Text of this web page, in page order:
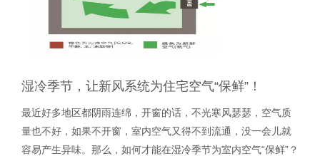
湿冷季节，让新风系统为住宅空气“保鲜”！
最近好多地区都阴雨连绵，开窗的话，不光寒风瑟瑟，空气质
量也不好，如果不开窗，室内空气又得不到流通，没一会儿就
容易产生异味。那么，如何才能在湿冷季节为室内空气“保鲜”？